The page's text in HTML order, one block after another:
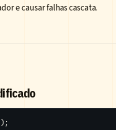
e causar falhas cascata.
);